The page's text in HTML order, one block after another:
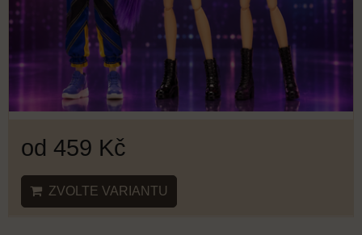
od 459 Kč
ZVOLTE VARIANTU